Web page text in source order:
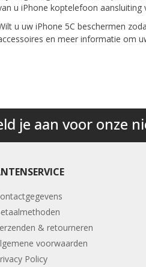
u iPhone koptelefoon
u uw iPhone 5C beschermen
en meer informatie om
je aan voor onze
& retourneren
voorwaarden
Policy